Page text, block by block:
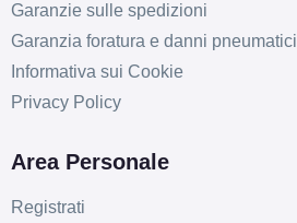
Garanzie sulle spedizioni
Garanzia foratura e danni pneumatici
Informativa sui Cookie
Privacy Policy
Area Personale
Registrati